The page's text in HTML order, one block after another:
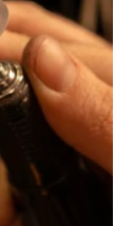
codes de la
formes et des
modes, la
caractère et
ainsi que ses
en 1984 à